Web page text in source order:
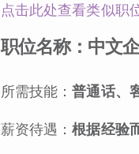
点击此处查看类似职
职位名称： 中文
所需技能：普通话、
薪资待遇：根据经验